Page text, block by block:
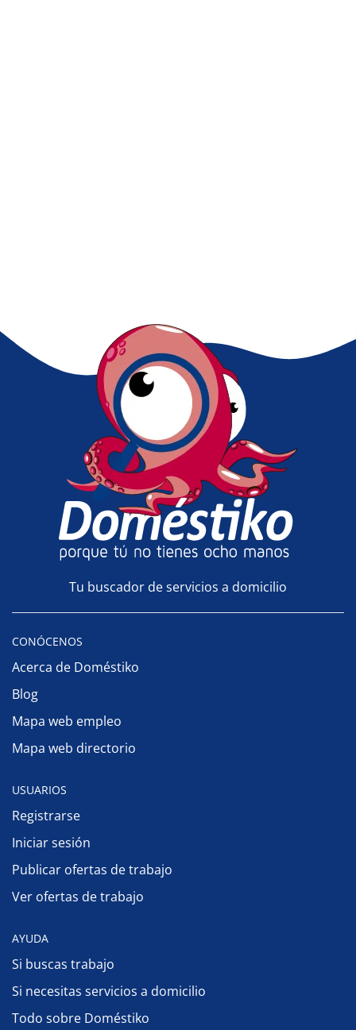
Tu buscador de servicios a domicilio
CONÓCENOS
Acerca de Doméstiko
Blog
Mapa web empleo
Mapa web directorio
USUARIOS
Registrarse
Iniciar sesión
Publicar ofertas de trabajo
Ver ofertas de trabajo
AYUDA
Si buscas trabajo
Si necesitas servicios a domicilio
Todo sobre Doméstiko